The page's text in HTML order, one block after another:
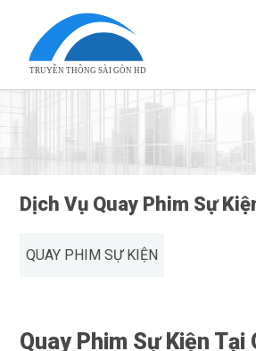
TRUYỀN THÔNG SÀI GÒN HD
Dịch Vụ Quay Phim Sự
QUAY PHIM SỰ KIỆN
Quay Phim Sự Kiện Tại